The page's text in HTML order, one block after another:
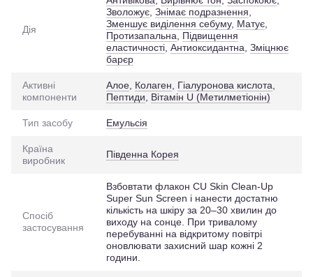
Дія
Зволожує, Знімає подразнення,
Зменшує виділення себуму, Матує,
Протизапальна, Підвищення
еластичності, Антиоксидантна, Зміцнює
барєр
Активні
компоненти
Алое, Колаген, Гіалуронова кислота,
Пептиди, Вітамін U (Метилметіонін)
Тип засобу Емульсія
Країна
виробник
Південна Корея
Спосіб
застосування
Взбовтати флакон CU Skin Clean-Up
Super Sun Screen і нанести достатню
кількість на шкіру за 20–30 хвилин до
виходу на сонце. При тривалому
перебуванні на відкритому повітрі
оновлювати захисний шар кожні 2
години.